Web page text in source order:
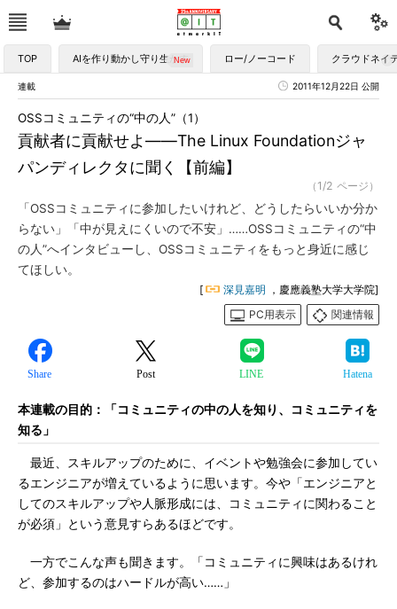
TOP AIを作り動かし守り生かす ロー/ノーコード クラウドネイ
連載 2011年12月22日 公開
貢献者に貢献せよ――The Linux Foundationジャ
パンディレクタに聞く【前編】
OSSコミュニティの“中の人”（1）
（1/2 ページ）
「OSSコミュニティに参加したいけれど、どうしたらいいか分か
らない」「中が見えにくいので不安」……OSSコミュニティの“中
の人”へインタビューし、OSSコミュニティをもっと身近に感じ
てほしい。
[ 深見嘉明 ，慶應義塾大学大学院]
PC用表示
関連情報
Share Post LINE Hatena
本連載の目的：「コミュニティの中の人を知り、コミュニティを
知る」
最近、スキルアップのために、イベントや勉強会に参加してい
るエンジニアが増えているように思います。今や「エンジニアと
してのスキルアップや人脈形成には、コミュニティに関わること
が必須」という意見すらあるほどです。
一方でこんな声も聞きます。「コミュニティに興味はあるけれ
ど、参加するのはハードルが高い……」